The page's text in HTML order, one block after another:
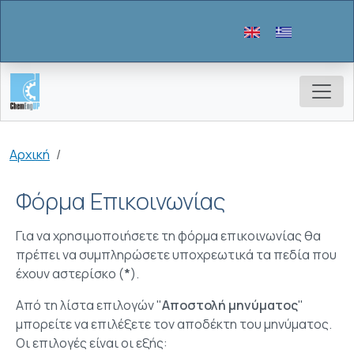
Breadcrumb
Αρχική
Φόρμα Επικοινωνίας
Για να χρησιμοποιήσετε τη φόρμα επικοινωνίας θα
πρέπει να συμπληρώσετε υποχρεωτικά τα πεδία που
έχουν αστερίσκο (*).
Από τη λίστα επιλογών"Αποστολή μηνύματος"
μπορείτε να επιλέξετε τον αποδέκτη του μηνύματος.
Οι επιλογές είναι οι εξής: